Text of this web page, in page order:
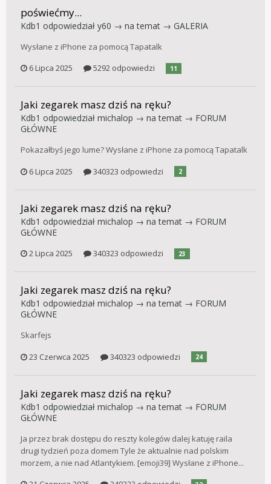
poświećmy...
Kdb1 odpowiedział y60 → na temat → GALERIA
Wysłane z iPhone za pomocą Tapatalk
6 Lipca 2025
5292 odpowiedzi 11
Jaki zegarek masz dziś na ręku?
Kdb1 odpowiedział michalop → na temat → FORUM
GŁÓWNE
Pokazałbyś jego lume? Wysłane z iPhone za pomocą Tapatalk
6 Lipca 2025
340323 odpowiedzi 2
Jaki zegarek masz dziś na ręku?
Kdb1 odpowiedział michalop → na temat → FORUM
GŁÓWNE
2 Lipca 2025 340323 odpowiedzi 23
Jaki zegarek masz dziś na ręku?
Kdb1 odpowiedział michalop → na temat → FORUM
GŁÓWNE
Skarfejs
23 Czerwca 2025
340323 odpowiedzi 24
Jaki zegarek masz dziś na ręku?
Kdb1 odpowiedział michalop → na temat → FORUM
GŁÓWNE
Ja przez brak dostępu do reszty kolegów dalej katuję raila
drugi tydzień poza domem Tyle że aktualnie nad polskim
morzem, a nie nad Atlantykiem. [emoji39] Wysłane z iPhone...